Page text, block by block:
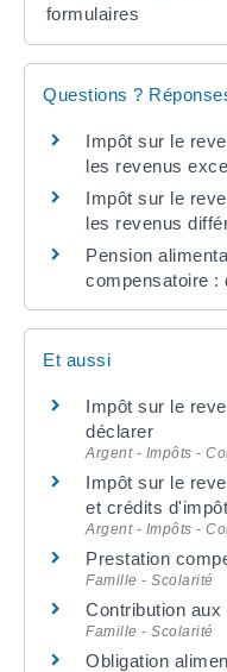
formulaires
Questions ?
Impôt sur le
les revenus
Impôt sur le
les revenus
Pension
compensatoire :
Et aussi
Impôt sur le
déclarer
Argent - Impôts -
Impôt sur le
et crédits d'impôt
Argent - Impôts -
Prestation
Famille - Scolarité
Contribution
Famille - Scolarité
Obligation